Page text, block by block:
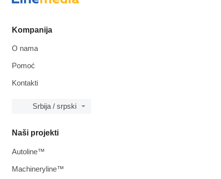
Kompanija
O nama
Pomoć
Kontakti
Srbija / srpski
Naši projekti
Autoline™
Machineryline™